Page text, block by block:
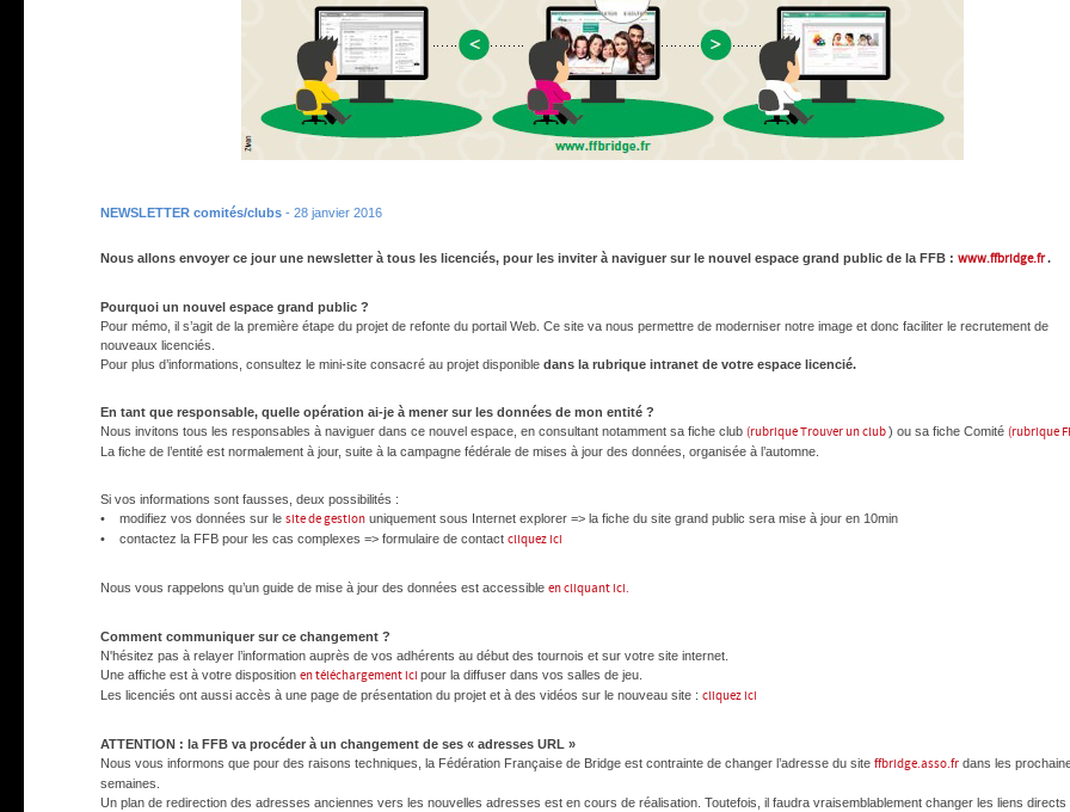
NEWSLETTER comités/clubs- 28 janvier 2016
Nous allons envoyer ce jour une newsletter à tous les licenciés, pour les inviter à naviguer sur le nouvel espace grand public de la FFB :www.ffbridge.fr.
Pourquoi un nouvel espace grand public ?
Pour mémo, il s’agit de la première étape du projet de refonte du portail Web. Ce site va nous permettre de moderniser notre image et donc faciliter le recrutement de
nouveaux licenciés.
Pour plus d’informations, consultez le mini-site consacré au projet disponibledans la rubrique intranet de votre espace licencié.
En tant que responsable, quelle opération ai-je à mener sur les données de mon entité ?
Nous invitons tous les responsables à naviguer dans ce nouvel espace, en consultant notamment sa fiche club (rubrique Trouver un club) ou sa fiche Comité (rubrique
La fiche de l’entité est normalement à jour, suite à la campagne fédérale de mises à jour des données, organisée à l’automne.
Si vos informations sont fausses, deux possibilités :
• modifiez vos données sur lesite de gestion uniquement sous Internet explorer => la fiche du site grand public sera mise à jour en 10min
• contactez la FFB pour les cas complexes => formulaire de contactcliquez ici
Nous vous rappelons qu’un guide de mise à jour des données est accessibleen cliquant ici.
Comment communiquer sur ce changement ?
N'hésitez pas à relayer l’information auprès de vos adhérents au début des tournois et sur votre site internet.
Une affiche est à votre dispositionen téléchargement icipour la diffuser dans vos salles de jeu.
Les licenciés ont aussi accès à une page de présentation du projet et à des vidéos sur le nouveau site :cliquez ici
ATTENTION : la FFB va procéder à un changement de ses « adresses URL »
Nous vous informons que pour des raisons techniques, la Fédération Française de Bridge est contrainte de changer l’adresse du siteffbridge.asso.fr dans les
semaines.
Un plan de redirection des adresses anciennes vers les nouvelles adresses est en cours de réalisation. Toutefois, il faudra vraisemblablement changer les liens directs